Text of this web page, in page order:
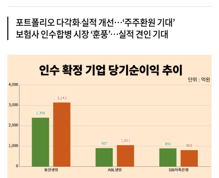
포트폴리오 다각화‧실적 개선…‘주주환원 기대’
보험사 인수합병 시장 ‘훈풍’…실적 견인 기대